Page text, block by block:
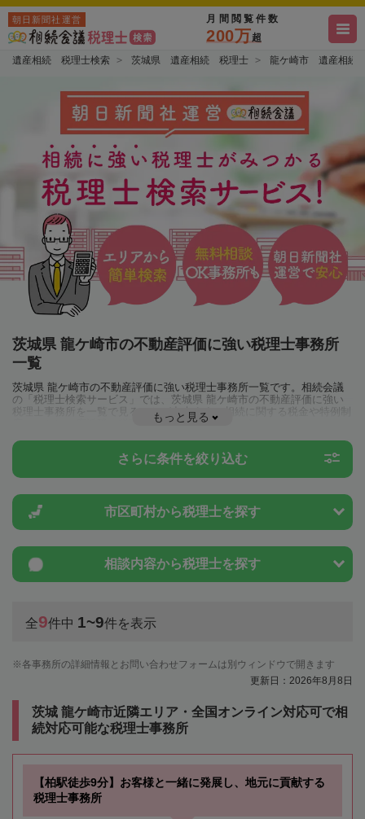
朝日新聞社運営 月間閲覧件数
200万超
遺産相続 税理士検索 茨城県 遺産相続 税理士 龍ケ崎市 遺産相続
茨城県 龍ケ崎市の不動産評価に強い税理士事務所
一覧
茨城県 龍ケ崎市の不動産評価に強い税理士事務所一覧です。相続会議
の「税理士検索サービス」では、茨城県 龍ケ崎市の不動産評価に強い
税理士事務所を一覧で見ることが出来ます。相続に関する税金や特例制
度のことは一度近隣の税理士に相談してみましょう。
もっと見る
さらに条件を絞り込む
市区町村から税理士を探す
相談内容から税理士を探す
全9件中 1~9件を表示
各事務所の詳細情報とお問い合わせフォームは別ウィンドウで開きます
更新日：2026年8月8日
茨城 龍ケ崎市近隣エリア・全国オンライン対応可で相
続対応可能な税理士事務所
【柏駅徒歩9分】お客様と一緒に発展し、地元に貢献する
税理士事務所